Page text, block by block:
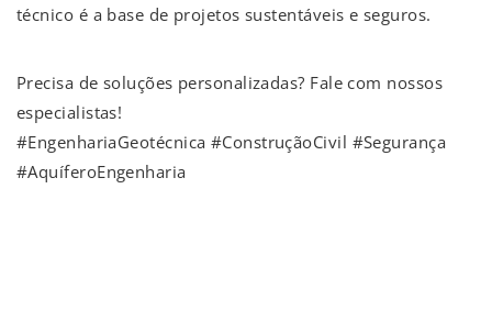
técnico é a base de projetos sustentáveis e seguros.
Precisa de soluções personalizadas? Fale com nossos
especialistas!
#EngenhariaGeotécnica #ConstruçãoCivil #Segurança
#AquíferoEngenharia